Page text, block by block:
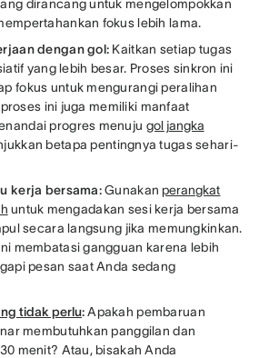
dirancang untuk mengelompokkan
fokus lebih lama.
dengan gol: Kaitkan setiap tugas
yang lebih besar. Proses sinkron ini
fokus untuk mengurangi peralihan
ini juga memiliki manfaat
progres menuju gol jangka
betapa pentingnya tugas sehari-
kerja bersama:Gunakan perangkat
untuk mengadakan sesi kerja bersama
secara langsung jika memungkinkan.
membatasi gangguan karena lebih
pesan saat Anda sedang
tidak perlu:Apakah pembaruan
membutuhkan panggilan dan
menit? Atau, bisakah Anda